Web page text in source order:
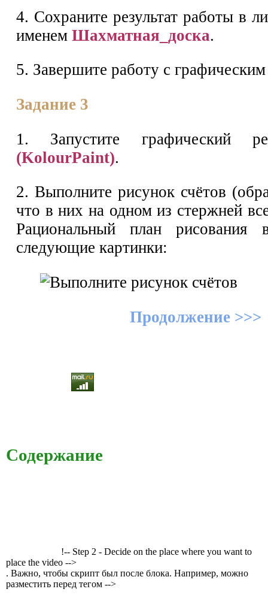
4. Сохраните результат работы в
именем Шахматная_доска.
5. Завершите работу с
Задание 3
1. Запустите графический
(KolourPaint).
2. Выполните рисунок счётов
что в них на одном из стержней
Рациональный план рисования
следующие картинки:
Продолжение >>>
Содержание
!-- Step 2 - Decide on the place where you want to
place the video -->
. Важно, чтобы скрипт был после блока. Например, можно
разместить перед тегом -->